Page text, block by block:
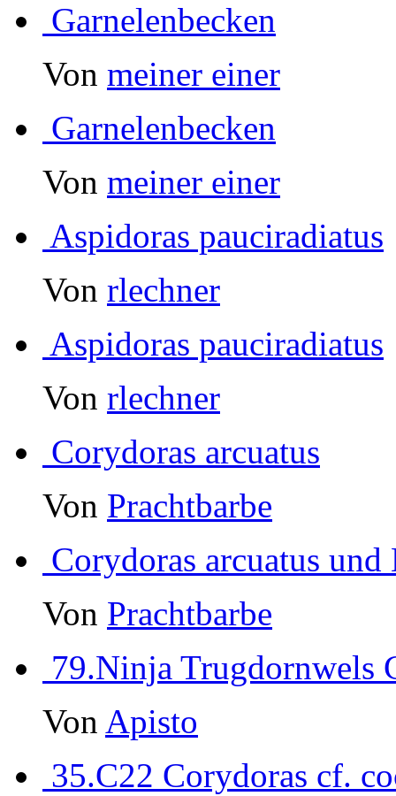
Garnelenbecken
Von meiner einer
Garnelenbecken
Von meiner einer
Aspidoras pauciradiatus
Von rlechner
Aspidoras pauciradiatus
Von rlechner
Corydoras arcuatus
Von Prachtbarbe
Corydoras arcuatus und
Von Prachtbarbe
79.Ninja Trugdornwels
Von Apisto
35.C22 Corydoras cf.